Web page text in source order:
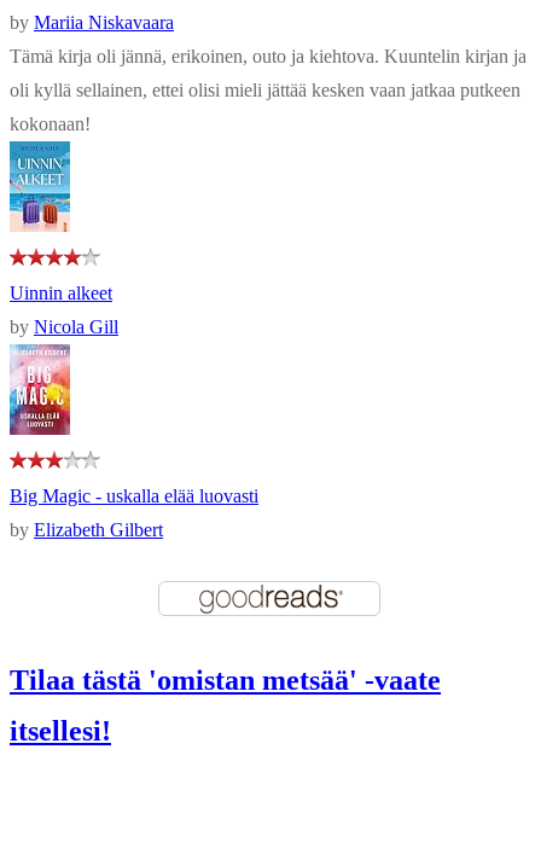
by Mariia Niskavaara
Tämä kirja oli jännä, erikoinen, outo ja kiehtova. Kuuntelin kirjan ja
oli kyllä sellainen, ettei olisi mieli jättää kesken vaan jatkaa putkeen
kokonaan!
Uinnin alkeet
by Nicola Gill
Big Magic - uskalla elää luovasti
by Elizabeth Gilbert
Tilaa tästä 'omistan metsää' -vaate
itsellesi!